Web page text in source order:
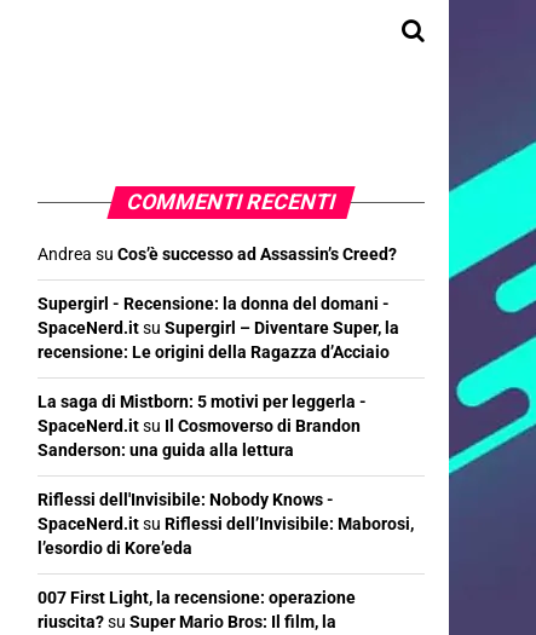
COMMENTI RECENTI
Andrea su Cos’è successo ad Assassin’s Creed?
Supergirl - Recensione: la donna del domani -
SpaceNerd.itsu Supergirl – Diventare Super, la
recensione: Le origini della Ragazza d’Acciaio
La saga di Mistborn: 5 motivi per leggerla -
SpaceNerd.itsu Il Cosmoverso di Brandon
Sanderson: una guida alla lettura
Riflessi dell'Invisibile: Nobody Knows -
SpaceNerd.itsu Riflessi dell’Invisibile: Maborosi,
l’esordio di Kore’eda
007 First Light, la recensione: operazione
riuscita?su Super Mario Bros: Il film, la